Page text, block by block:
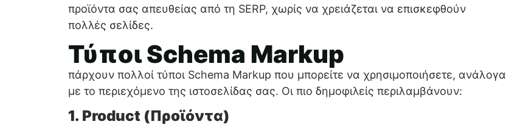
προϊόντα σας απευθείας από τη SERP, χωρίς να χρειάζεται να επισκεφθούν
πολλές σελίδες.
Τύποι Schema Markup
πάρχουν πολλοί τύποι Schema Markup που μπορείτε να χρησιμοποιήσετε, ανάλογα
με το περιεχόμενο της ιστοσελίδας σας. Οι πιο δημοφιλείς περιλαμβάνουν:
1. Product (Προϊόντα)